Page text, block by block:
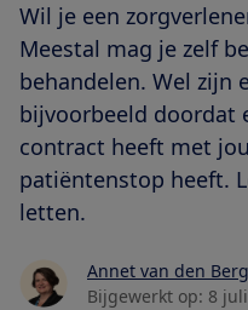
Wil je een
Meestal mag je zelf
behandelen. Wel zijn
bijvoorbeeld doordat
contract heeft met
patiëntenstop heeft.
letten.
Annet van den Berg
Bijgewerkt op: 8